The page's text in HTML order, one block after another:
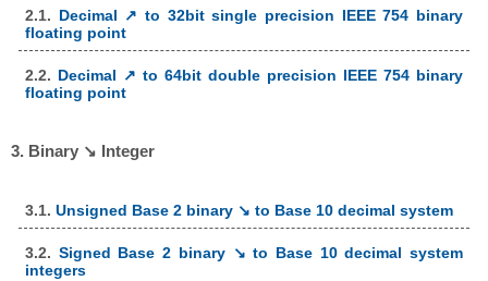
2.1. Decimal ↗ to 32bit single precision IEEE 754 binary
floating point
2.2. Decimal ↗ to 64bit double precision IEEE 754 binary
floating point
3. Binary ↘ Integer
3.1. Unsigned Base 2 binary ↘ to Base 10 decimal system
3.2. Signed Base 2 binary ↘ to Base 10 decimal system
integers